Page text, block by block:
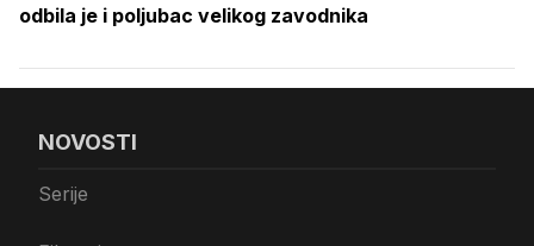
odbila je i poljubac velikog zavodnika
NOVOSTI
Serije